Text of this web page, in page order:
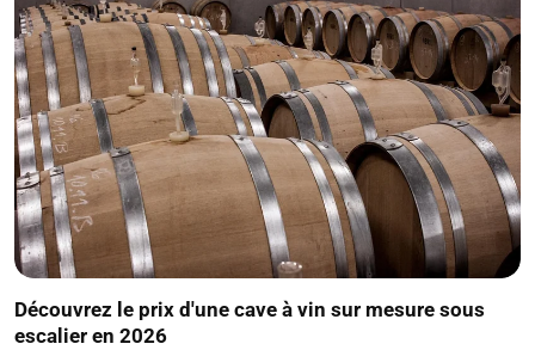
Découvrez le prix d'une cave à vin sur mesure sous
escalier en 2026